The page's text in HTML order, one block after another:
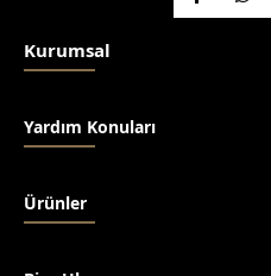
Kurumsal
Yardım Konuları
Ürünler